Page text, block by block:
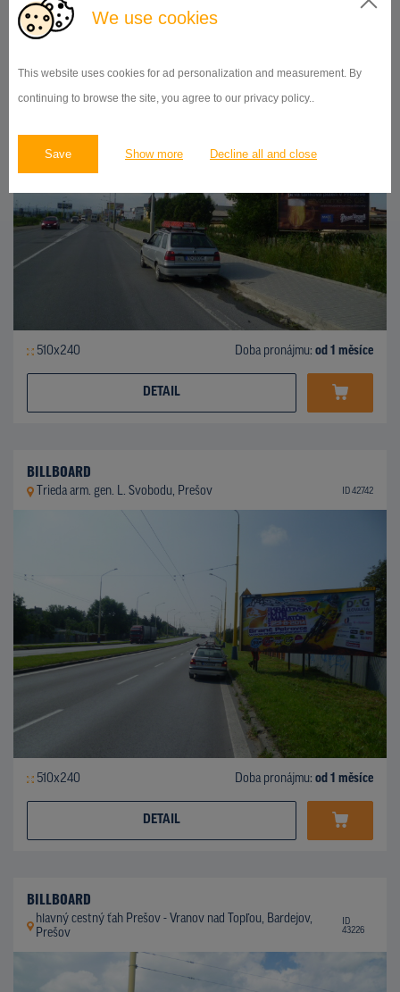
We use cookies
This website uses cookies for ad personalization and measurement. By
continuing to browse the site, you agree to our privacy policy..
Save Show more Decline all and close
BILLBOARD
510x240 Doba pronájmu: od 1 měsíce
DETAIL
BILLBOARD
Trieda arm. gen. L. Svobodu, Prešov ID 42742
510x240 Doba pronájmu: od 1 měsíce
DETAIL
BILLBOARD
hlavný cestný ťah Prešov - Vranov nad Topľou, Bardejov,
Prešov
ID
43226